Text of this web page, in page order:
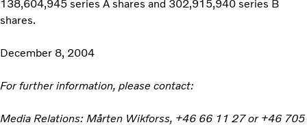
138,604,945 series A shares and 302,915,940 series B
shares.
December 8, 2004
For further information, please contact:
Media Relations: Mårten Wikforss, +46 66 11 27 or +46 705